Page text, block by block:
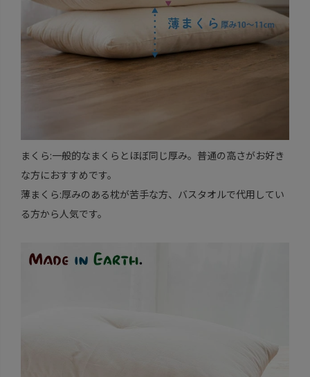
まくら:一般的なまくらとほぼ同じ厚み。普通の高さがお好き
な方におすすめです。
薄まくら:厚みのある枕が苦手な方、バスタオルで代用してい
る方から人気です。